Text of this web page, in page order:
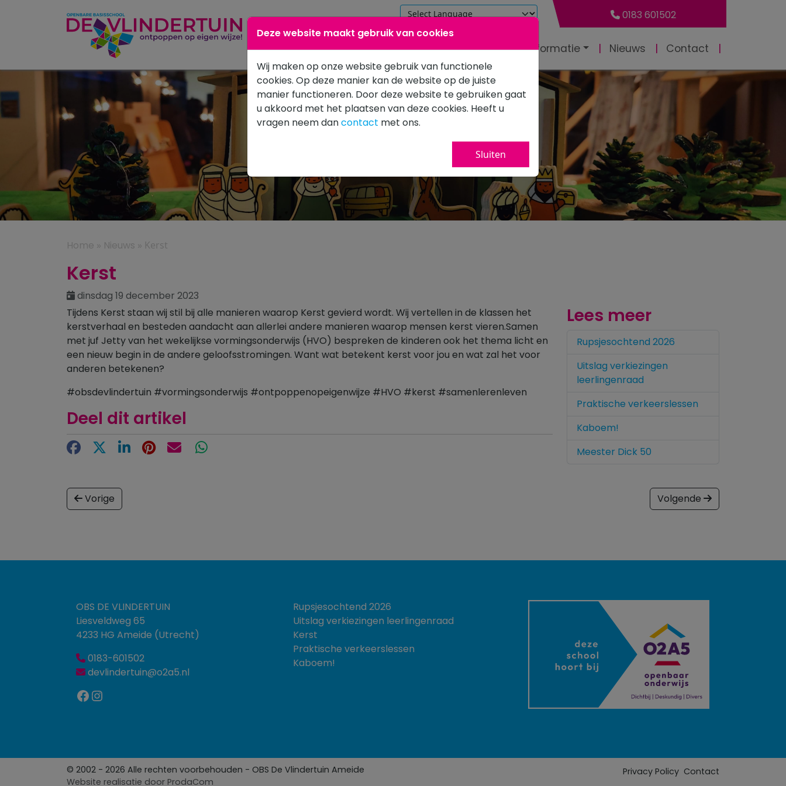
0183 601502
Home Onze school Praktische informatie Nieuws Contact
Home » Nieuws » Kerst
Kerst
dinsdag 19 december 2023
Tijdens Kerst staan wij stil bij alle manieren waarop Kerst gevierd wordt. Wij vertellen in de klassen het
kerstverhaal en besteden aandacht aan allerlei andere manieren waarop mensen kerst vieren.Samen
met juf Jetty van het wekelijkse vormingsonderwijs (HVO) bespreken de kinderen ook het thema licht en
een nieuw begin in de andere geloofsstromingen. Want wat betekent kerst voor jou en wat zal het voor
anderen betekenen?
#obsdevlindertuin #vormingsonderwijs #ontpoppenopeigenwijze #HVO #kerst #samenlerenleven
Deel dit artikel
Facebook LinkedInPinterestE-mailWhatsApp
Lees meer
Rupsjesochtend 2026
Uitslag verkiezingen
leerlingenraad
Praktische verkeerslessen
Kaboem!
Meester Dick 50
Vorige Volgende
OBS DE VLINDERTUIN
Liesveldweg 65
4233 HG Ameide (Utrecht)
0183-601502
devlindertuin@o2a5.nl
Facebook Instagram
Rupsjesochtend 2026
Uitslag verkiezingen leerlingenraad
Kerst
Praktische verkeerslessen
Kaboem!
Deze website maakt gebruik van cookies
Wij maken op onze website gebruik van functionele
cookies. Op deze manier kan de website op de juiste
manier functioneren. Door deze website te gebruiken gaat
u akkoord met het plaatsen van deze cookies. Heeft u
vragen neem dancontact met ons.
Sluiten
© 2002 - 2026 Alle rechten voorbehouden - OBS De Vlindertuin Ameide
Website realisatie door ProdaCom
Privacy Policy Contact